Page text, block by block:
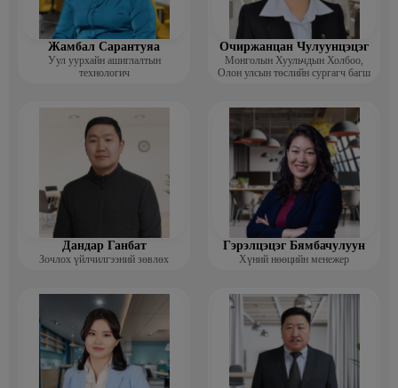
Жамбал Сарантуяа
Уул уурхайн ашиглалтын
технологич
Очиржанцан Чулуунцэцэг
Монголын Хуульчдын Холбоо,
Олон улсын төслийн сургагч багш
Дандар Ганбат
Зочлох үйлчилгээний зөвлөх
Гэрэлцэцэг Бямбачулуун
Хүний нөөцийн менежер